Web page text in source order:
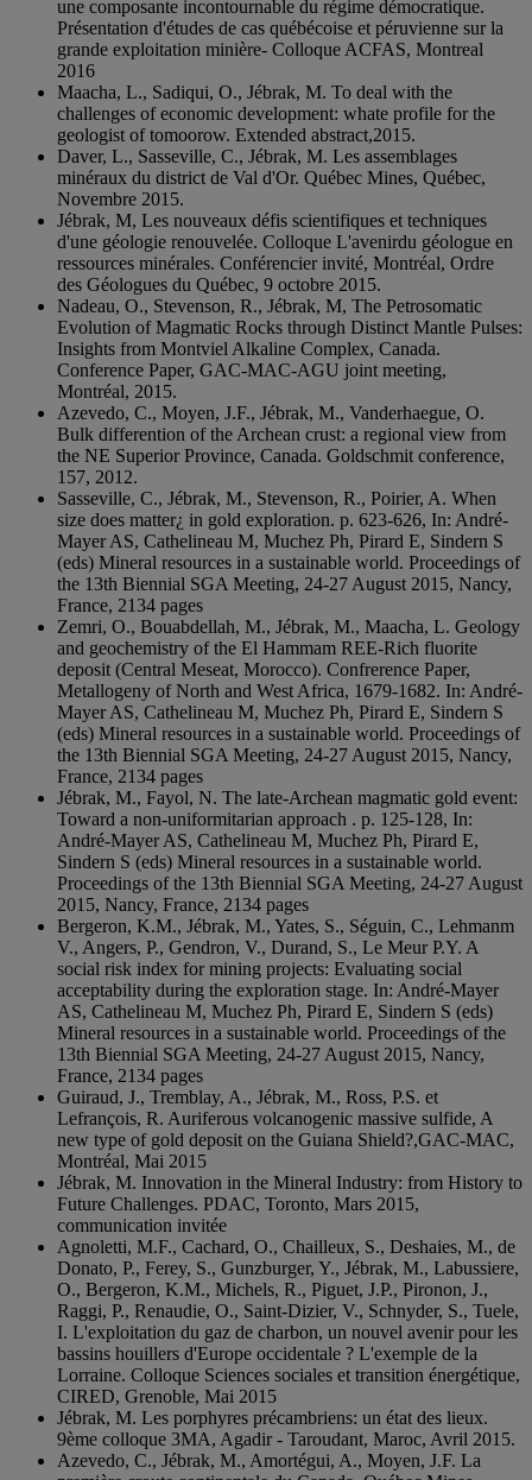
une composante incontournable du régime démocratique.
Présentation d'études de cas québécoise et péruvienne sur la
grande exploitation minière- Colloque ACFAS, Montreal
2016
Maacha, L., Sadiqui, O., Jébrak, M. To deal with the
challenges of economic development: whate profile for the
geologist of tomoorow. Extended abstract,2015.
Daver, L., Sasseville, C., Jébrak, M. Les assemblages
minéraux du district de Val d'Or. Québec Mines, Québec,
Novembre 2015.
Jébrak, M, Les nouveaux défis scientifiques et techniques
d'une géologie renouvelée. Colloque L'avenirdu géologue en
ressources minérales. Conférencier invité, Montréal, Ordre
des Géologues du Québec, 9 octobre 2015.
Nadeau, O., Stevenson, R., Jébrak, M, The Petrosomatic
Evolution of Magmatic Rocks through Distinct Mantle Pulses:
Insights from Montviel Alkaline Complex, Canada.
Conference Paper, GAC-MAC-AGU joint meeting,
Montréal, 2015.
Azevedo, C., Moyen, J.F., Jébrak, M., Vanderhaegue, O.
Bulk differention of the Archean crust: a regional view from
the NE Superior Province, Canada. Goldschmit conference,
157, 2012.
Sasseville, C., Jébrak, M., Stevenson, R., Poirier, A. When
size does matter¿ in gold exploration. p. 623-626, In: André-
Mayer AS, Cathelineau M, Muchez Ph, Pirard E, Sindern S
(eds) Mineral resources in a sustainable world. Proceedings of
the 13th Biennial SGA Meeting, 24-27 August 2015, Nancy,
France, 2134 pages
Zemri, O., Bouabdellah, M., Jébrak, M., Maacha, L. Geology
and geochemistry of the El Hammam REE-Rich fluorite
deposit (Central Meseat, Morocco). Confrerence Paper,
Metallogeny of North and West Africa, 1679-1682. In: André-
Mayer AS, Cathelineau M, Muchez Ph, Pirard E, Sindern S
(eds) Mineral resources in a sustainable world. Proceedings of
the 13th Biennial SGA Meeting, 24-27 August 2015, Nancy,
France, 2134 pages
Jébrak, M., Fayol, N. The late-Archean magmatic gold event:
Toward a non-uniformitarian approach . p. 125-128, In:
André-Mayer AS, Cathelineau M, Muchez Ph, Pirard E,
Sindern S (eds) Mineral resources in a sustainable world.
Proceedings of the 13th Biennial SGA Meeting, 24-27 August
2015, Nancy, France, 2134 pages
Bergeron, K.M., Jébrak, M., Yates, S., Séguin, C., Lehmanm
V., Angers, P., Gendron, V., Durand, S., Le Meur P.Y. A
social risk index for mining projects: Evaluating social
acceptability during the exploration stage. In: André-Mayer
AS, Cathelineau M, Muchez Ph, Pirard E, Sindern S (eds)
Mineral resources in a sustainable world. Proceedings of the
13th Biennial SGA Meeting, 24-27 August 2015, Nancy,
France, 2134 pages
Guiraud, J., Tremblay, A., Jébrak, M., Ross, P.S. et
Lefrançois, R. Auriferous volcanogenic massive sulfide, A
new type of gold deposit on the Guiana Shield?,GAC-MAC,
Montréal, Mai 2015
Jébrak, M. Innovation in the Mineral Industry: from History to
Future Challenges. PDAC, Toronto, Mars 2015,
communication invitée
Agnoletti, M.F., Cachard, O., Chailleux, S., Deshaies, M., de
Donato, P., Ferey, S., Gunzburger, Y., Jébrak, M., Labussiere,
O., Bergeron, K.M., Michels, R., Piguet, J.P., Pironon, J.,
Raggi, P., Renaudie, O., Saint-Dizier, V., Schnyder, S., Tuele,
I. L'exploitation du gaz de charbon, un nouvel avenir pour les
bassins houillers d'Europe occidentale ? L'exemple de la
Lorraine. Colloque Sciences sociales et transition énergétique,
CIRED, Grenoble, Mai 2015
Jébrak, M. Les porphyres précambriens: un état des lieux.
9ème colloque 3MA, Agadir - Taroudant, Maroc, Avril 2015.
Azevedo, C., Jébrak, M., Amortégui, A., Moyen, J.F. La